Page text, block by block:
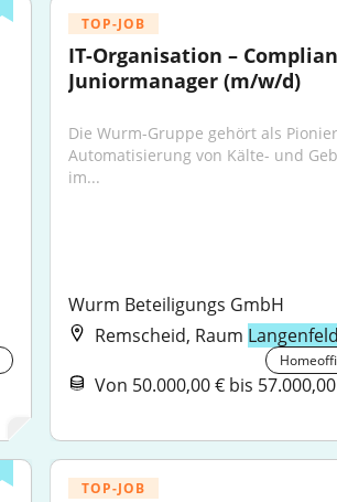
TOP-JOB
IT-Organisation –
Juniormanager (m/w/d)
Die Wurm-Gruppe gehört als
Automatisierung von Kälte- und
im...
Wurm Beteiligungs GmbH
Remscheid, Raum Langenfeld
Von 50.000,00 € bis
TOP-JOB